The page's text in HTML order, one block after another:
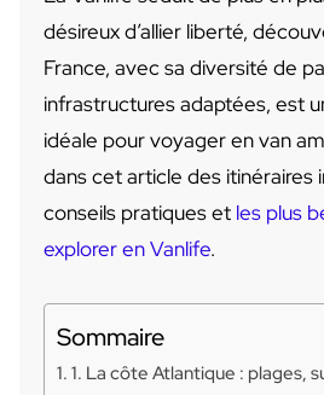
désireux d’allier liberté,
France, avec sa diversité de
infrastructures adaptées, est
idéale pour voyager en van
dans cet article des itinéraires
conseils pratiques et les plus
explorer en Vanlife.
Sommaire
1. La côte Atlantique : plages,